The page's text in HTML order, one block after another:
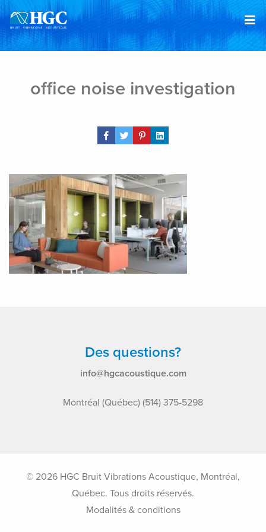
Skip to content
office noise investigation
Share Post
Des questions?
info@hgcacoustique.com
Montréal (Québec) (514) 375-5298
© 2026 HGC Bruit Vibrations Acoustique, Montréal,
Québec. Tous droits réservés.
Modalités & conditions